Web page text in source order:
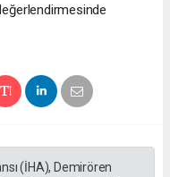
(İHA), Demirören